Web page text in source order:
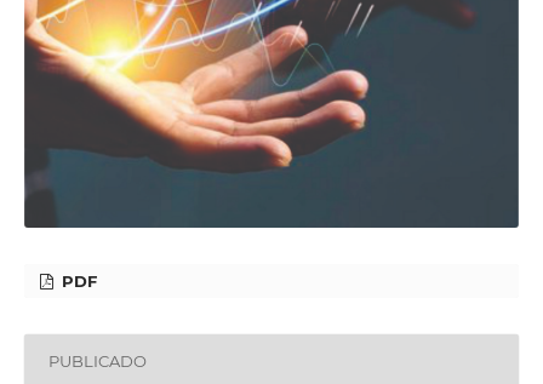
PDF
PUBLICADO